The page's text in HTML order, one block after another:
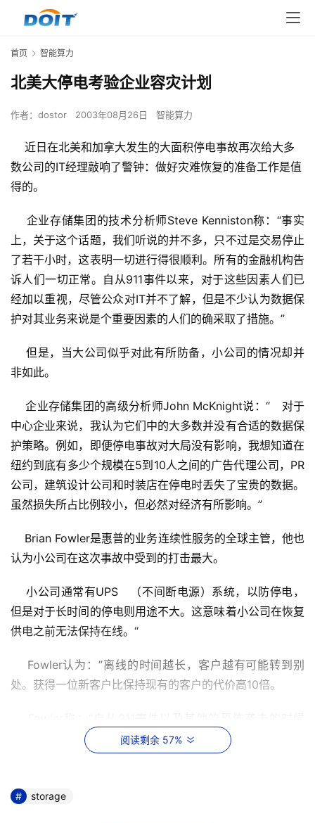
首页 智能算力
北美大停电考验企业容灾计划
作者： dostor 2003年08月26日 智能算力
近日在北美和加拿大发生的大面积停电事故再次给大多
数公司的IT经理敲响了警钟：做好灾难恢复的准备工作是值
得的。
企业存储集团的技术分析师Steve Kenniston称：“事实
上，关于这个话题，我们听说的并不多，只不过是交易停止
了若干小时，这表明一切进行得很顺利。所有的金融机构告
诉人们一切正常。自从911事件以来，对于这些因素人们已
经加以重视，尽管公众对IT并不了解，但是不少认为数据保
护对其业务来说是个重要因素的人们的确采取了措施。”
但是，当大公司似乎对此有所防备，小公司的情况却并
非如此。
企业存储集团的高级分析师John McKnight说：“　对于
中心企业来说，我认为它们中的大多数并没有合适的数据保
护策略。例如，即便停电事故对大局没有影响，我想知道在
纽约到底有多少个规模在5到10人之间的广告代理公司，PR
公司，建筑设计公司和时装店在停电时丢失了宝贵的数据。
虽然损失所占比例较小，但必然对经济有所影响。”
Brian Fowler是惠普的业务连续性服务的全球主管，他也
认为小公司在这次事故中受到的打击最大。
小公司通常有UPS　（不间断电源）系统，以防停电，
但是对于长时间的停电则用途不大。这意味着小公司在恢复
供电之前无法保持在线。“
Fowler认为：”离线的时间越长，客户越有可能转到别
处。获得一位新客户比保持现有的客户的代价高10倍。
起，到最近的SARS病毒的侵袭，以及诸如Sarbanes－
Oxley反欺诈法规的制定，催生了对业务连续性的需求。结
前。”
阅读剩余 57%
storage